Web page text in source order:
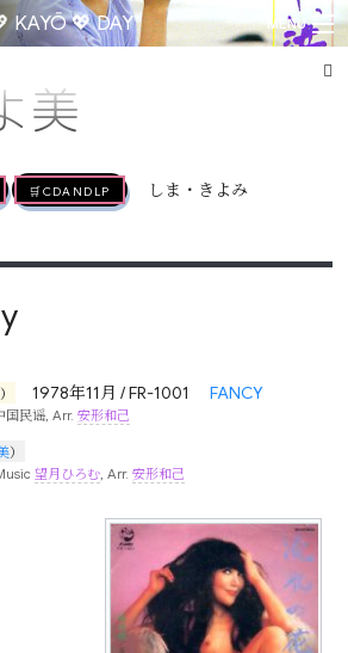
KAYŌ 💖 DAY MENU
美
🛒CDandLP しま・きよみ
） 1978年11月 / FR-1001 FANCY
国民谣, Arr.安形和己
）
望月ひろむ, Arr. 安形和己